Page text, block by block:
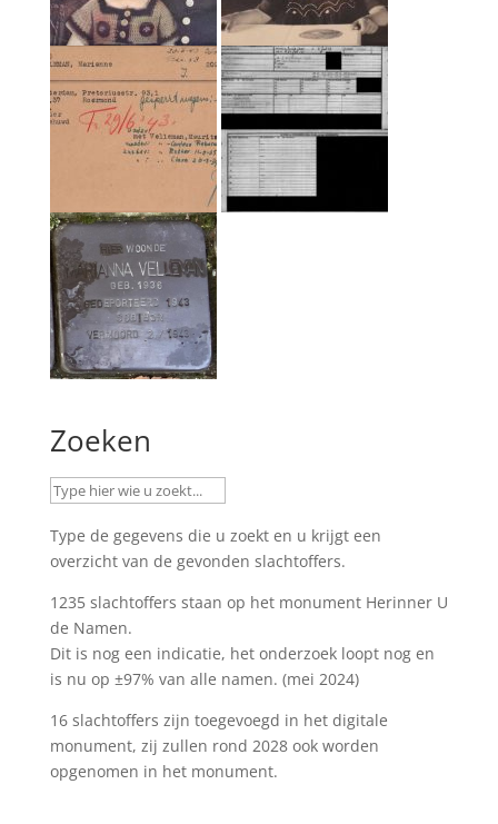
Zoeken
Type de gegevens die u zoekt en u krijgt een
overzicht van de gevonden slachtoffers.
1235 slachtoffers staan op het monument Herinner U
de Namen.
Dit is nog een indicatie, het onderzoek loopt nog en
is nu op ±97% van alle namen. (mei 2024)
16 slachtoffers zijn toegevoegd in het digitale
monument, zij zullen rond 2028 ook worden
opgenomen in het monument.